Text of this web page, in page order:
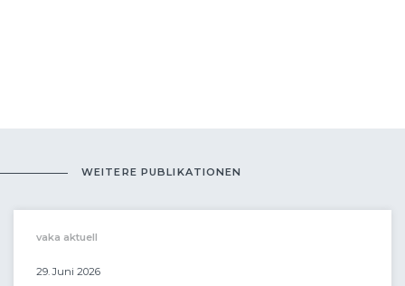
WEITERE PUBLIKATIONEN
vaka aktuell
29. Juni 2026